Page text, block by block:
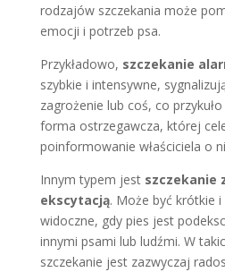
rodzajów szczekania może
emocji i potrzeb psa.
Przykładowo, szczekanie
szybkie i intensywne,
zagrożenie lub coś, co
forma ostrzegawcza, której
poinformowanie właściciela o
Innym typem jest szczekanie
ekscytacją. Może być krótkie
widoczne, gdy pies jest
innymi psami lub ludźmi. W
szczekanie jest zazwyczaj